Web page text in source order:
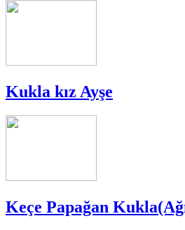
Kukla kız Ayşe
Keçe Papağan